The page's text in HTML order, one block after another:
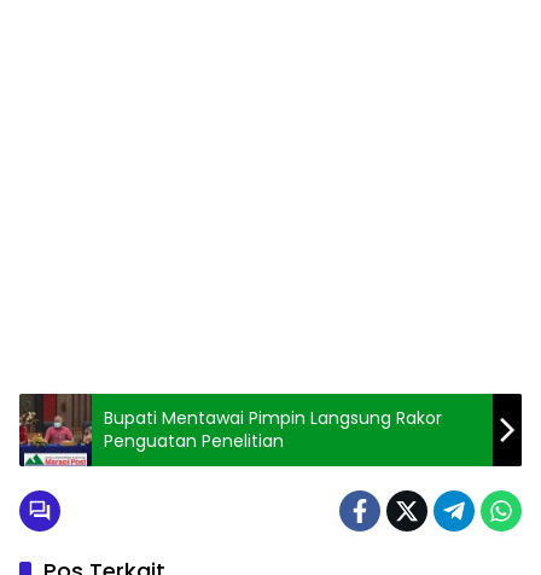
Bupati Mentawai Pimpin Langsung Rakor
Penguatan Penelitian